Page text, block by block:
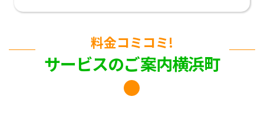
料金コミコミ!
サービスのご案内横浜町